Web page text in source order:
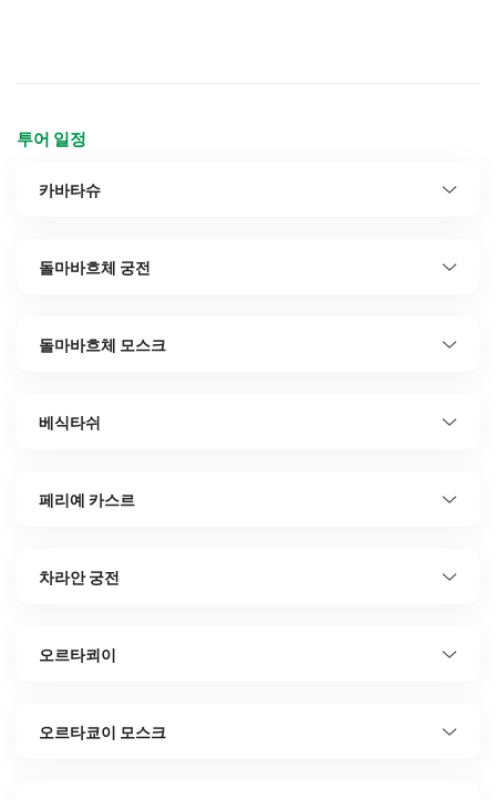
투어 일정
카바타슈
돌마바흐체 궁전
돌마바흐체 모스크
베식타쉬
페리예 카스르
차라안 궁전
오르타쾨이
오르타쿄이 모스크